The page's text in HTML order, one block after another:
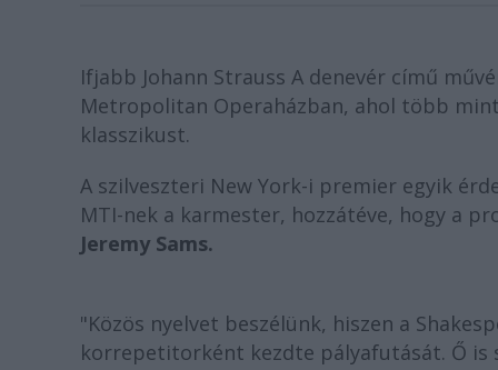
Ifjabb Johann Strauss A denevér című
Metropolitan Operaházban, ahol több
klasszikust.
A szilveszteri New York-i premier egyik
MTI-nek a karmester, hozzátéve, hogy a
Jeremy Sams.
"Közös nyelvet beszélünk, hiszen a
korrepetitorként kezdte pályafutását. Ő is